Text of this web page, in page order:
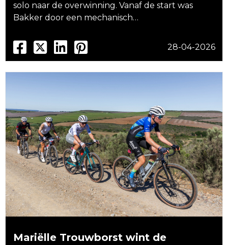
solo naar de overwinning. Vanaf de start was
Bakker door een mechanisch…
28-04-2026
Mariëlle Trouwborst wint de